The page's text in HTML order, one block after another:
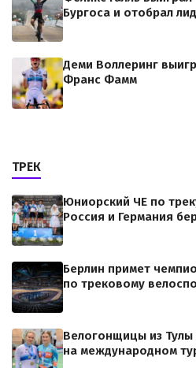
Бургоса и отобрал
Деми Воллеринг
Франс Фамм
ТРЕК
Юниорский ЧЕ по
Россия и Германия
Берлин примет
по трековому
Велогонщицы из Тулы
на международном